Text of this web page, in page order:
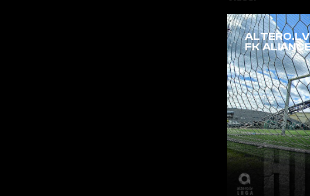
FK